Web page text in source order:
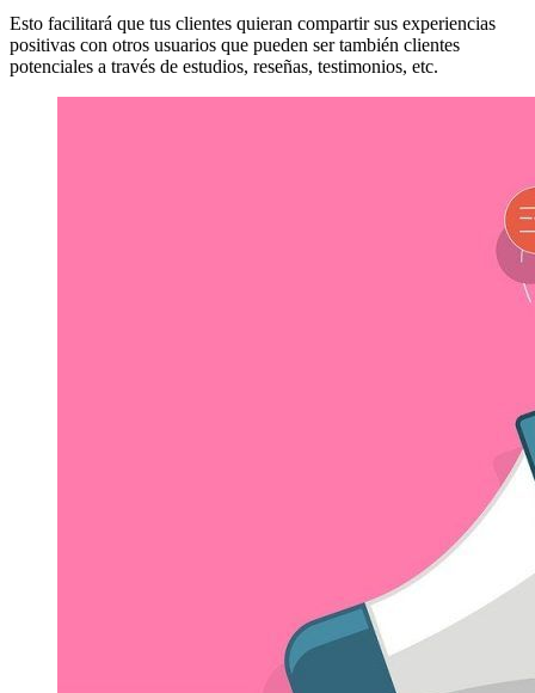
Esto facilitará que tus clientes quieran compartir sus experiencias
positivas con otros usuarios que pueden ser también clientes
potenciales a través de estudios, reseñas, testimonios, etc.